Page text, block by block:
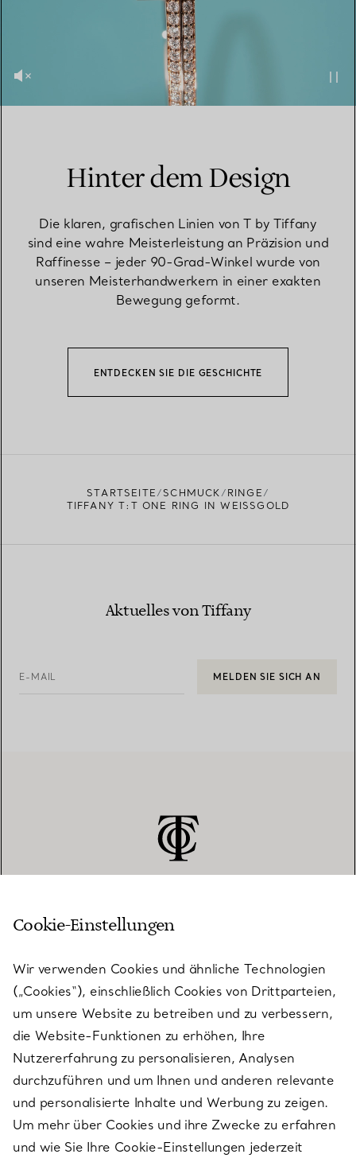
Hinter dem Design
Die klaren, grafischen Linien von T by Tiffany
sind eine wahre Meisterleistung an Präzision und
Raffinesse – jeder 90-Grad-Winkel wurde von
unseren Meisterhandwerkern in einer exakten
Bewegung geformt.
ENTDECKEN SIE DIE GESCHICHTE
STARTSEITE SCHMUCK
RINGE
TIFFANY T:T ONE RING IN WEISSGOLD
Aktuelles von Tiffany
E-MAIL MELDEN SIE SICH AN
KUNDENSERVICE
SERVICES
ÜBER TIFFANY & CO.
RECHTLICHE HINWEISE
Cookie-Einstellungen
Wir verwenden Cookies und ähnliche Technologien
(„Cookies“), einschließlich Cookies von Drittparteien,
um unsere Website zu betreiben und zu verbessern,
die Website-Funktionen zu erhöhen, Ihre
Nutzererfahrung zu personalisieren, Analysen
durchzuführen und um Ihnen und anderen relevante
und personalisierte Inhalte und Werbung zu zeigen.
Um mehr über Cookies und ihre Zwecke zu erfahren
und wie Sie Ihre Cookie-Einstellungen jederzeit